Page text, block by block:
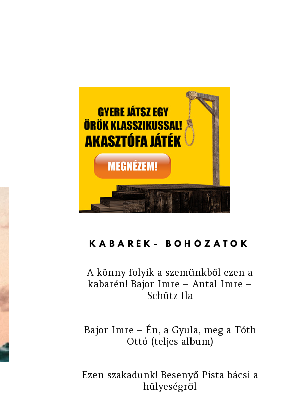
KABARÉK- BOHÓZATOK
A könny folyik a szemünkből ezen a
kabarén! Bajor Imre – Antal Imre –
Schütz Ila
Bajor Imre – Én, a Gyula, meg a Tóth
Ottó (teljes album)
Ezen szakadunk! Besenyő Pista bácsi a
hülyeségről